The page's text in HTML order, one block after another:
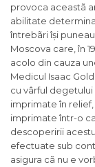
provoca aceastã
abilitate
întrebãri își
Moscova care, în
acolo din cauza
Medicul Isaac
cu vârful
imprimate în
imprimate într-o
descoperirii
efectuate sub
asigura cã nu e